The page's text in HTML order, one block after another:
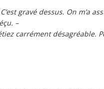
gravé dessus. On m’a
–
carrément désagréable.